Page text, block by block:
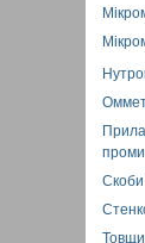
Скоби